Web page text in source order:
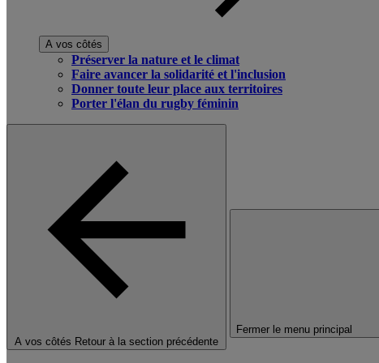
A vos côtés
Préserver la nature et le climat
Faire avancer la solidarité et l'inclusion
Donner toute leur place aux territoires
Porter l'élan du rugby féminin
A vos côtés Retour à la section précédente
Fermer le menu principal